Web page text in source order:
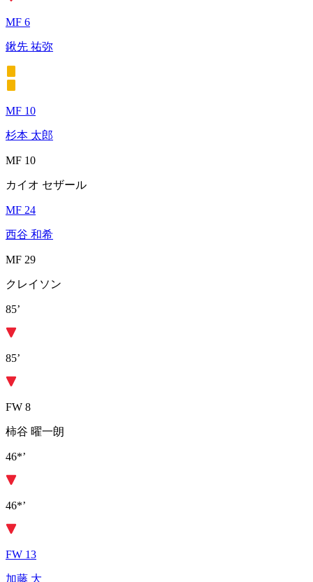
MF 6
鍬先 祐弥
MF 10
杉本 太郎
MF 10
カイオ セザール
MF 24
西谷 和希
MF 29
クレイソン
85’
85’
FW 8
柿谷 曜一朗
46*’
46*’
FW 13
加藤 大